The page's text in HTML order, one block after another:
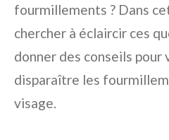
fourmillements ? Dans
chercher à éclaircir ces
donner des conseils pour
disparaître les
visage.